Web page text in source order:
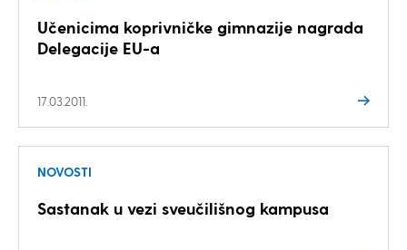
Učenicima koprivničke gimnazije nagrada
Delegacije EU-a
17.03.2011.
NOVOSTI
Sastanak u vezi sveučilišnog kampusa